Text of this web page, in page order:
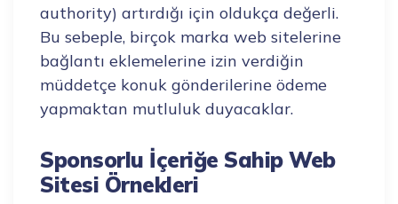
authority) artırdığı için oldukça değerli.
Bu sebeple, birçok marka web sitelerine
bağlantı eklemelerine izin verdiğin
müddetçe konuk gönderilerine ödeme
yapmaktan mutluluk duyacaklar.
Sponsorlu İçeriğe Sahip Web
Sitesi Örnekleri